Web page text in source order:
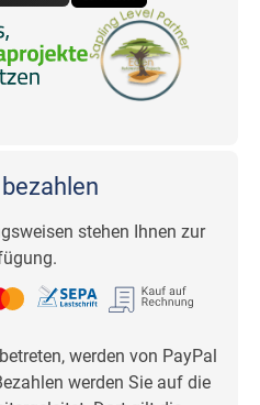
stehen Ihnen zur
werden von PayPal
werden Sie auf die